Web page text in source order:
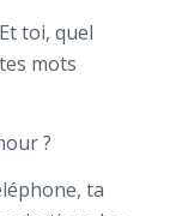
toi, quel
mots
?
ta